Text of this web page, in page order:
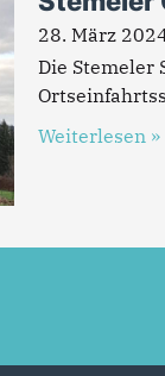
28. März
Die Stemeler
Weiterlesen »